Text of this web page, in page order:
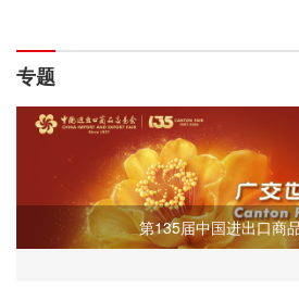
专题
第135届中国进出口商